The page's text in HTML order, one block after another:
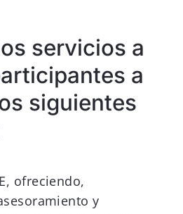
servicios a
a
siguientes
ofreciendo,
y